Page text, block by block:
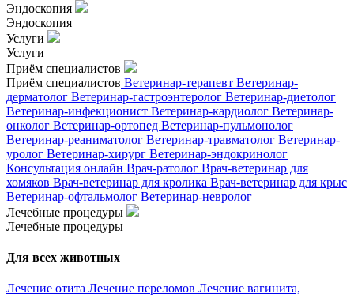
Эндоскопия
Эндоскопия
Услуги
Услуги
Приём специалистов
Приём специалистов Ветеринар-терапевт Ветеринар-
дерматолог Ветеринар-гастроэнтеролог Ветеринар-диетолог
Ветеринар-инфекционист Ветеринар-кардиолог Ветеринар-
онколог Ветеринар-ортопед Ветеринар-пульмонолог
Ветеринар-реаниматолог Ветеринар-травматолог Ветеринар-
уролог Ветеринар-хирург Ветеринар-эндокринолог
Консультация онлайн Врач-ратолог Врач-ветеринар для
хомяков Врач-ветеринар для кролика Врач-ветеринар для крыс
Ветеринар-офтальмолог Ветеринар-невролог
Лечебные процедуры
Лечебные процедуры
Для всех животных
Лечение отита Лечение переломов Лечение вагинита,